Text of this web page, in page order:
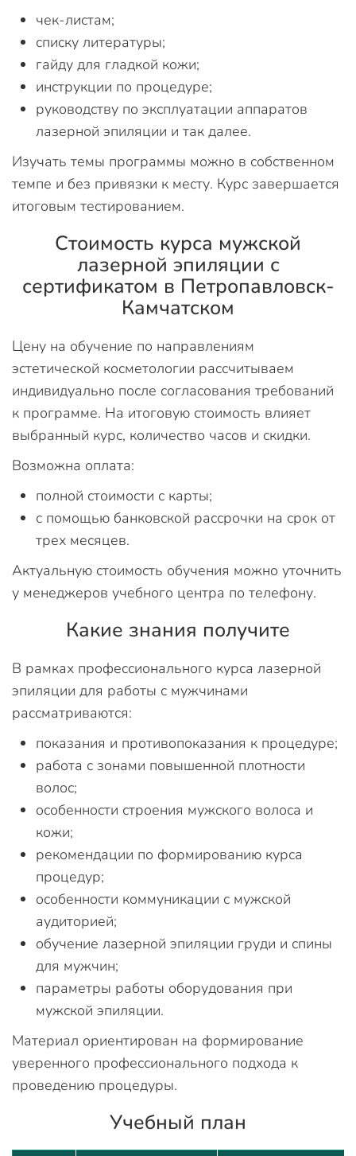
чек-листам;
списку литературы;
гайду для гладкой кожи;
инструкции по процедуре;
руководству по эксплуатации аппаратов
лазерной эпиляции и так далее.
Изучать темы программы можно в собственном
темпе и без привязки к месту. Курс завершается
итоговым тестированием.
Стоимость курса мужской
лазерной эпиляции с
сертификатом в Петропавловск-
Камчатском
Цену на обучение по направлениям
эстетической косметологии рассчитываем
индивидуально после согласования требований
к программе. На итоговую стоимость влияет
выбранный курс, количество часов и скидки.
Возможна оплата:
полной стоимости с карты;
с помощью банковской рассрочки на срок от
трех месяцев.
Актуальную стоимость обучения можно уточнить
у менеджеров учебного центра по телефону.
Какие знания получите
В рамках профессионального курса лазерной
эпиляции для работы с мужчинами
рассматриваются:
показания и противопоказания к процедуре;
работа с зонами повышенной плотности
волос;
особенности строения мужского волоса и
кожи;
рекомендации по формированию курса
процедур;
особенности коммуникации с мужской
аудиторией;
обучение лазерной эпиляции груди и спины
для мужчин;
параметры работы оборудования при
мужской эпиляции.
Материал ориентирован на формирование
уверенного профессионального подхода к
проведению процедуры.
Учебный план